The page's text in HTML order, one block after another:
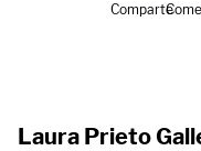
Comparte
Laura Prieto